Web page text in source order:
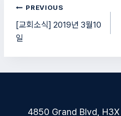
글
탐
색
PREVIOUS
[교회소식] 2019년 3월10
일
4850 Grand Blvd,